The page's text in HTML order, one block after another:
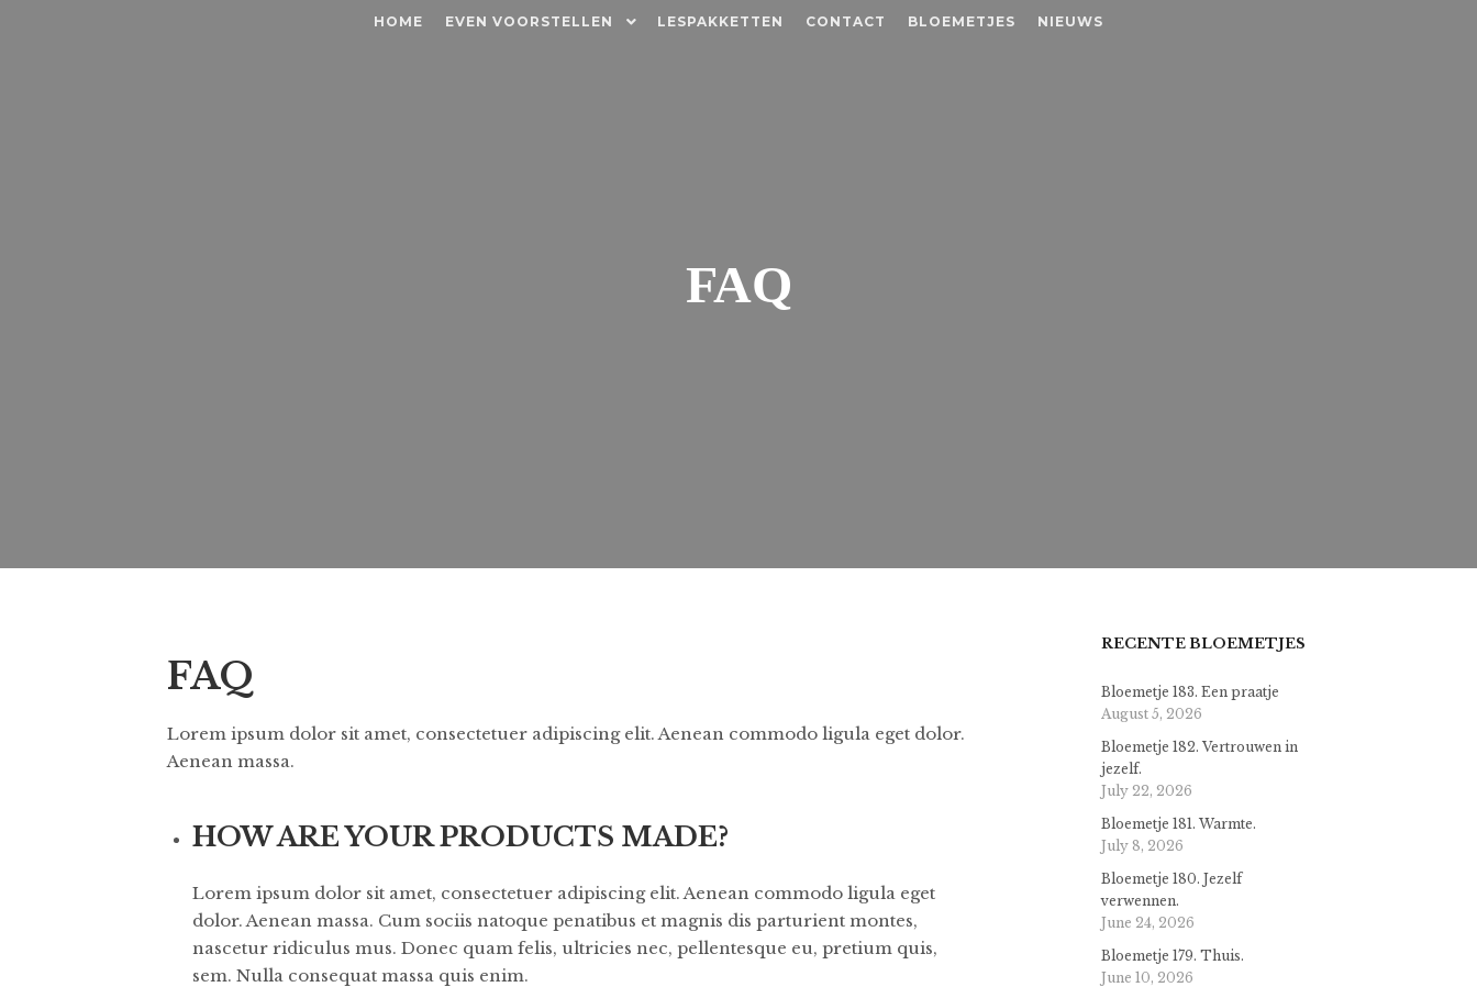
HOME EVEN VOORSTELLEN LESPAKKETTEN CONTACT BLOEMETJES NIEUWS
FAQ
FAQ
Lorem ipsum dolor sit amet, consectetuer adipiscing elit. Aenean commodo ligula eget dolor.
Aenean massa.
HOW ARE YOUR PRODUCTS MADE?
Lorem ipsum dolor sit amet, consectetuer adipiscing elit. Aenean commodo ligula eget
dolor. Aenean massa. Cum sociis natoque penatibus et magnis dis parturient montes,
nascetur ridiculus mus. Donec quam felis, ultricies nec, pellentesque eu, pretium quis,
sem. Nulla consequat massa quis enim.
RECENTE BLOEMETJES
Bloemetje 183. Een praatje
August 5, 2026
Bloemetje 182. Vertrouwen in
jezelf.
July 22, 2026
Bloemetje 181. Warmte.
July 8, 2026
Bloemetje 180. Jezelf
verwennen.
June 24, 2026
Bloemetje 179. Thuis.
June 10, 2026